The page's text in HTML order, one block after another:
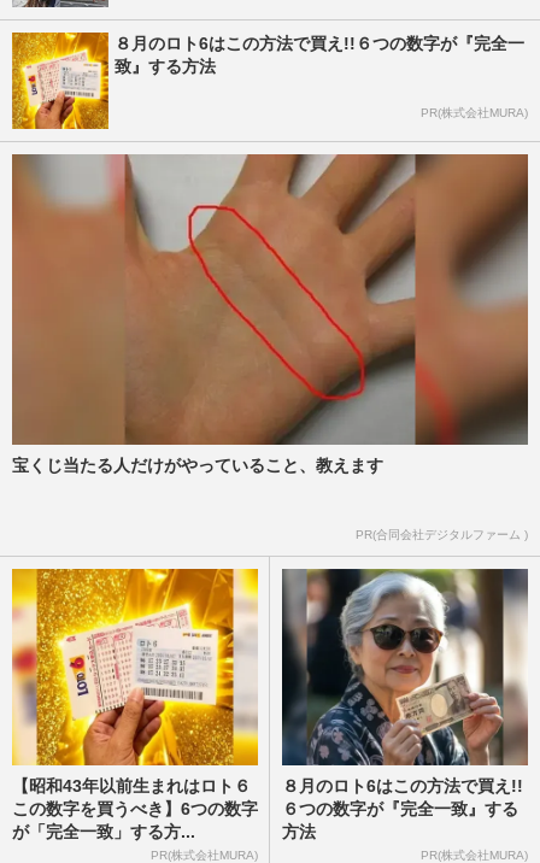
８月のロト6はこの方法で買え!!６つの数字が『完全一
致』する方法
PR(株式会社MURA)
宝くじ当たる人だけがやっていること、教えます
PR(合同会社デジタルファーム )
【昭和43年以前生まれはロト６
この数字を買うべき】6つの数字
が「完全一致」する方...
PR(株式会社MURA)
８月のロト6はこの方法で買え!!
６つの数字が『完全一致』する
方法
PR(株式会社MURA)